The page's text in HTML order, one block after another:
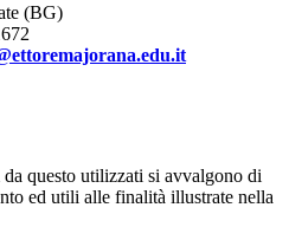
(BG)
questo utilizzati si avvalgono di
ed utili alle finalità illustrate nella